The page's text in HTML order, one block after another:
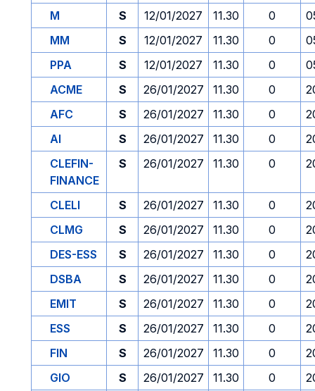
M
S 12/01/2027 11.30 0
MM
S 12/01/2027 11.30 0
PPA
S 12/01/2027 11.30 0
ACME
S 26/01/2027 11.30 0
AFC
S 26/01/2027 11.30 0
AI
S 26/01/2027 11.30 0
CLEFIN-
FINANCE
S 26/01/2027 11.30 0
CLELI S 26/01/2027 11.30 0
CLMG
S 26/01/2027 11.30 0
DES-ESS
S 26/01/2027 11.30 0
DSBA
S 26/01/2027 11.30 0
EMIT
S 26/01/2027 11.30 0
ESS
S 26/01/2027 11.30 0
FIN
S 26/01/2027 11.30 0
GIO
S 26/01/2027 11.30 0